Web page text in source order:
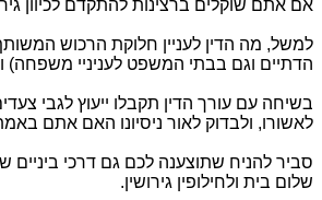
אם אתם שוקלים ברצינות להתקדם לכיוון
למשל, מה הדין לעניין חלוקת הרכוש
הדתיים וגם בבתי המשפט לעניניי משפחה)
בשיחה עם עורך הדין תקבלו ייעוץ לגבי
לאשורו, ולבדוק לאור ניסיונו האם אתם
סביר להניח שתוצענה לכם גם דרכי ביניים
שלום בית ולחילופין גירושין.